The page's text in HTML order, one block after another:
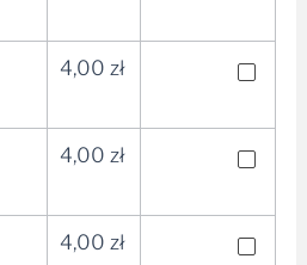
4,00 zł
4,00 zł
4,00 zł